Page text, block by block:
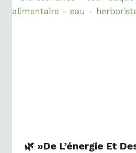
🌿 »De L’énergie Et